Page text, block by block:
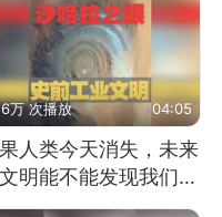
万 次播放 04:05
人类今天消失，未来
明能不能发现我们存
？